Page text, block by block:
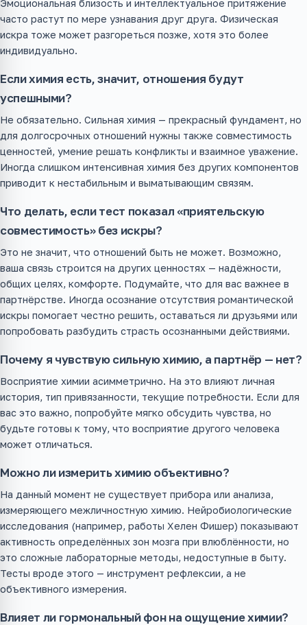
Эмоциональная близость и интеллектуальное притяжение
часто растут по мере узнавания друг друга. Физическая
искра тоже может разгореться позже, хотя это более
индивидуально.
Если химия есть, значит, отношения будут
успешными?
Не обязательно. Сильная химия — прекрасный фундамент, но
для долгосрочных отношений нужны также совместимость
ценностей, умение решать конфликты и взаимное уважение.
Иногда слишком интенсивная химия без других компонентов
приводит к нестабильным и выматывающим связям.
Что делать, если тест показал «приятельскую
совместимость» без искры?
Это не значит, что отношений быть не может. Возможно,
ваша связь строится на других ценностях — надёжности,
общих целях, комфорте. Подумайте, что для вас важнее в
партнёрстве. Иногда осознание отсутствия романтической
искры помогает честно решить, оставаться ли друзьями или
попробовать разбудить страсть осознанными действиями.
Почему я чувствую сильную химию, а партнёр — нет?
Восприятие химии асимметрично. На это влияют личная
история, тип привязанности, текущие потребности. Если для
вас это важно, попробуйте мягко обсудить чувства, но
будьте готовы к тому, что восприятие другого человека
может отличаться.
Можно ли измерить химию объективно?
На данный момент не существует прибора или анализа,
измеряющего межличностную химию. Нейробиологические
исследования (например, работы Хелен Фишер) показывают
активность определённых зон мозга при влюблённости, но
это сложные лабораторные методы, недоступные в быту.
Тесты вроде этого — инструмент рефлексии, а не
объективного измерения.
Влияет ли гормональный фон на ощущение химии?